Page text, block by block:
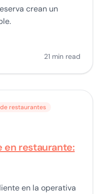
crean un
21 min read
restaurantes
en restaurante:
en la operativa